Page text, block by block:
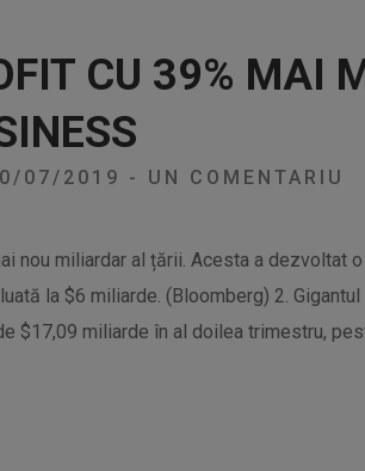
CU 39% MAI
07/2019 - UN COMENTARIU
nou miliardar al țării. Acesta a dezvoltat
la $6 miliarde. (Bloomberg) 2.
$17,09 miliarde în al doilea trimestru,